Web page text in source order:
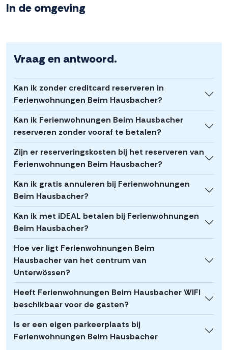
In de omgeving
Vraag en antwoord.
Kan ik zonder creditcard reserveren in
Ferienwohnungen Beim Hausbacher?
Kan ik Ferienwohnungen Beim Hausbacher
reserveren zonder vooraf te betalen?
Zijn er reserveringskosten bij het reserveren van
Ferienwohnungen Beim Hausbacher?
Kan ik gratis annuleren bij Ferienwohnungen
Beim Hausbacher?
Kan ik met iDEAL betalen bij Ferienwohnungen
Beim Hausbacher?
Hoe ver ligt Ferienwohnungen Beim
Hausbacher van het centrum van
Unterwössen?
Heeft Ferienwohnungen Beim Hausbacher WIFI
beschikbaar voor de gasten?
Is er een eigen parkeerplaats bij
Ferienwohnungen Beim Hausbacher